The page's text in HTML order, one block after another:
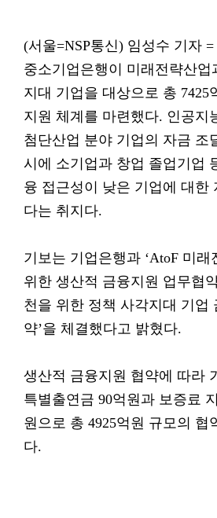
(서울=NSP통신) 임성수 기자
중소기업은행이 미래전략산업
지대 기업을 대상으로 총 7425
지원 체계를 마련했다. 인공지
첨단산업 분야 기업의 자금 조
시에 소기업과 창업 졸업기업
융 접근성이 낮은 기업에 대한
다는 취지다.
기보는 기업은행과 ‘AtoF 미래
위한 생산적 금융지원 업무협
천을 위한 정책 사각지대 기업
약’을 체결했다고 밝혔다.
생산적 금융지원 협약에 따라
특별출연금 90억원과 보증료
원으로 총 4925억원 규모의 협
다.